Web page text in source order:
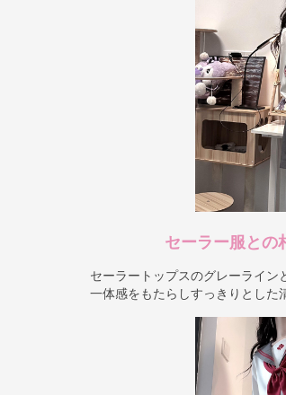
セーラー服との
セーラートップスのグレーライン
一体感をもたらしすっきりとした